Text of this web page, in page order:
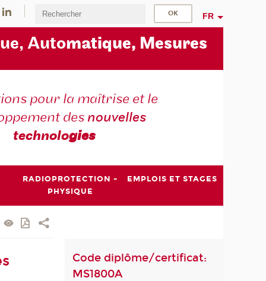
FR
Automatique, Mesures
pour la maîtrise et le
des nouvelles
technologies
RADIOPROTECTION -
PHYSIQUE
EMPLOIS ET STAGES
Code diplôme/certificat:
MS1800A